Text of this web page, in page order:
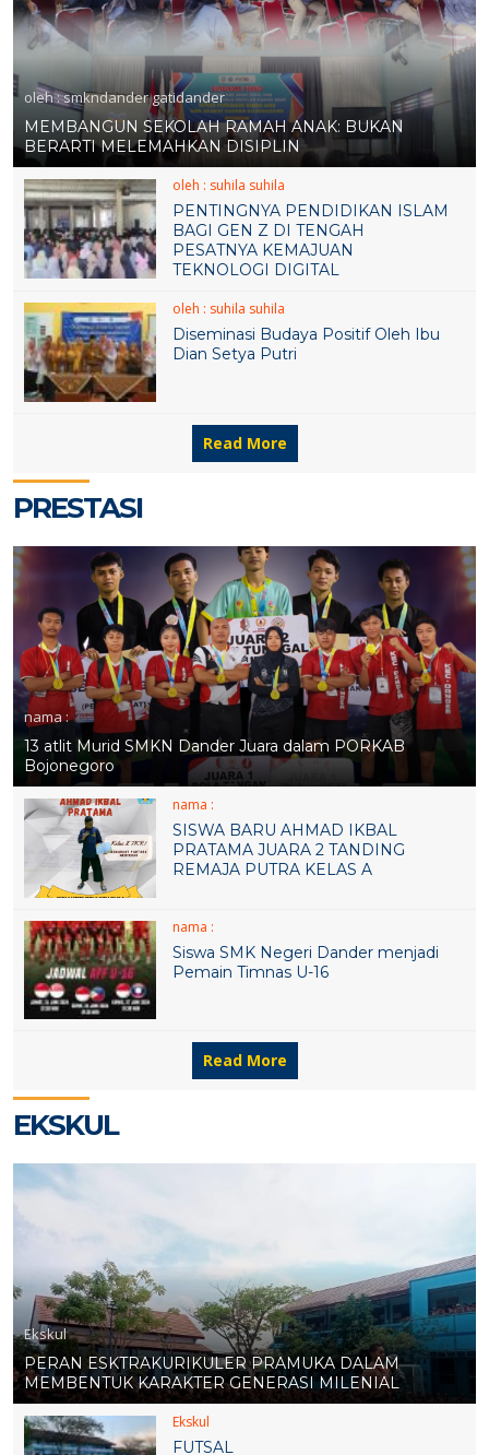
oleh : smkndander gatidander
MEMBANGUN SEKOLAH RAMAH ANAK: BUKAN
BERARTI MELEMAHKAN DISIPLIN
oleh : suhila suhila
PENTINGNYA PENDIDIKAN ISLAM
BAGI GEN Z DI TENGAH
PESATNYA KEMAJUAN
TEKNOLOGI DIGITAL
oleh : suhila suhila
Diseminasi Budaya Positif Oleh Ibu
Dian Setya Putri
Read More
PRESTASI
nama :
13 atlit Murid SMKN Dander Juara dalam PORKAB
Bojonegoro
nama :
SISWA BARU AHMAD IKBAL
PRATAMA JUARA 2 TANDING
REMAJA PUTRA KELAS A
nama :
Siswa SMK Negeri Dander menjadi
Pemain Timnas U-16
Read More
EKSKUL
Ekskul
PERAN ESKTRAKURIKULER PRAMUKA DALAM
MEMBENTUK KARAKTER GENERASI MILENIAL
Ekskul
FUTSAL
7 SEP 2025 15 OKT 2024
15 OKT 2024
10 OKT 2023